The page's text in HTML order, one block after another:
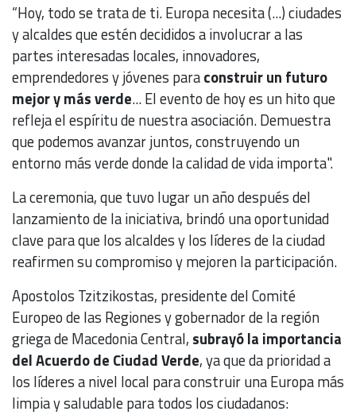
“Hoy, todo se trata de ti. Europa necesita (...) ciudades
y alcaldes que estén decididos a involucrar a las
partes interesadas locales, innovadores,
emprendedores y jóvenes paraconstruir un futuro
mejor y más verde... El evento de hoy es un hito que
refleja el espíritu de nuestra asociación. Demuestra
que podemos avanzar juntos, construyendo un
entorno más verde donde la calidad de vida importa".
La ceremonia, que tuvo lugar un año después del
lanzamiento de la iniciativa, brindó una oportunidad
clave para que los alcaldes y los líderes de la ciudad
reafirmen su compromiso y mejoren la participación.
Apostolos Tzitzikostas, presidente del Comité
Europeo de las Regiones y gobernador de la región
griega de Macedonia Central, subrayó la importancia
del Acuerdo de Ciudad Verde, ya que da prioridad a
los líderes a nivel local para construir una Europa más
limpia y saludable para todos los ciudadanos: